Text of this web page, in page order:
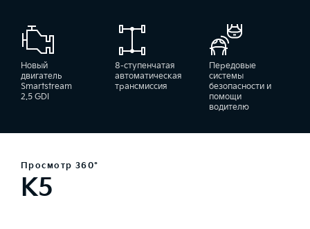
Новый
двигатель
Smartstream
2.5 GDI
8-ступенчатая
автоматическая
трансмиссия
Передовые
системы
безопасности и
помощи
водителю
Просмотр 360°
K5